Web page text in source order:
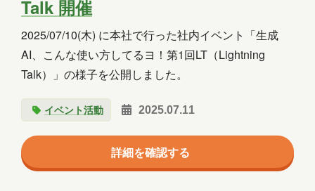
Talk 開催
2025/07/10(木) に本社で行った社内イベント「生成
AI、こんな使い方してるヨ！第1回LT（Lightning
Talk）」の様子を公開しました。
イベント活動 2025.07.11
詳細を確認する